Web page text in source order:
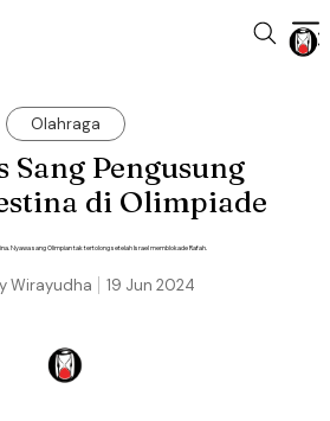
Olahraga
Sang Pengusung
di Olimpiade
Nyawa sang Olimpian tak tertolong setelah Israel memblokade Rafah.
19 Jun 2024
Wirayudha